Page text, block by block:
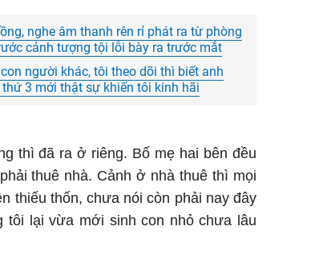
nghe âm thanh rên rỉ phát ra từ phòng
cảnh tượng tội lỗi bày ra trước mắt
người khác, tôi theo dõi thì biết anh
3 mới thật sự khiến tôi kinh hãi
thì đã ra ở riêng. Bố mẹ hai bên đều
thuê nhà. Cảnh ở nhà thuê thì mọi
thiếu thốn, chưa nói còn phải nay đây
tôi lại vừa mới sinh con nhỏ chưa lâu